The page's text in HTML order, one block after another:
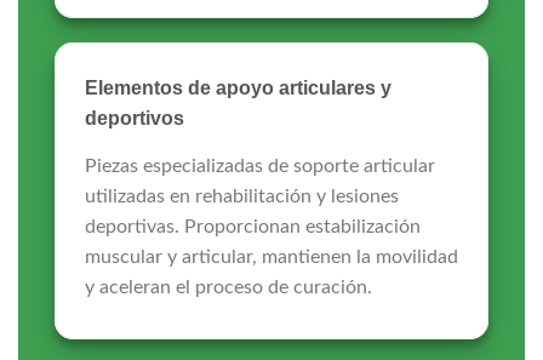
Elementos de apoyo articulares y
deportivos
Piezas especializadas de soporte articular
utilizadas en rehabilitación y lesiones
deportivas. Proporcionan estabilización
muscular y articular, mantienen la movilidad
y aceleran el proceso de curación.